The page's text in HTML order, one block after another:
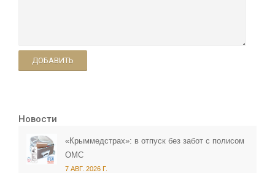
ДОБАВИТЬ
Новости
«Крыммедстрах»: в отпуск без забот с полисом
ОМС
7 АВГ. 2026 Г.